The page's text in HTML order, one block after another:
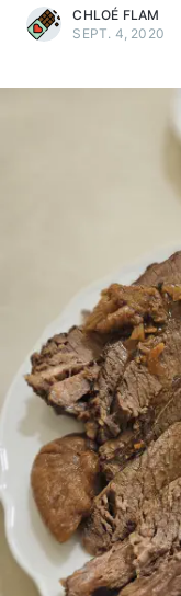
CHLOÉ FLAM
SEPT. 4, 2020